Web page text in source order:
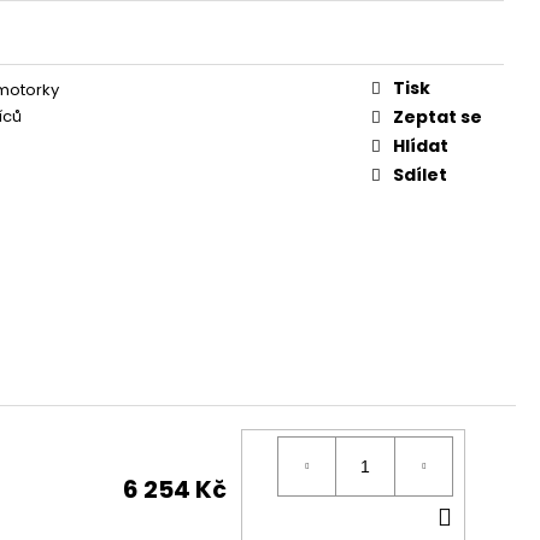
Tisk
Zeptat se
Hlídat
Sdílet
6 254 Kč